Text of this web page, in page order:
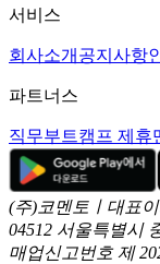
서비스
회사소개 공지사항
파트너스
직무부트캠프 제휴
(주)코멘토ㅣ대표
04512 서울특별시
매업신고번호 제